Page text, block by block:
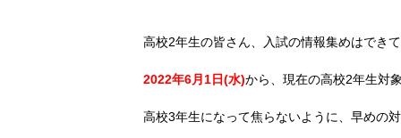
高校2年生の皆さん、入試の情報集めはでき
2022年6月1日(水)から、現在の高校2年生対
高校3年生になって焦らないように、早めの